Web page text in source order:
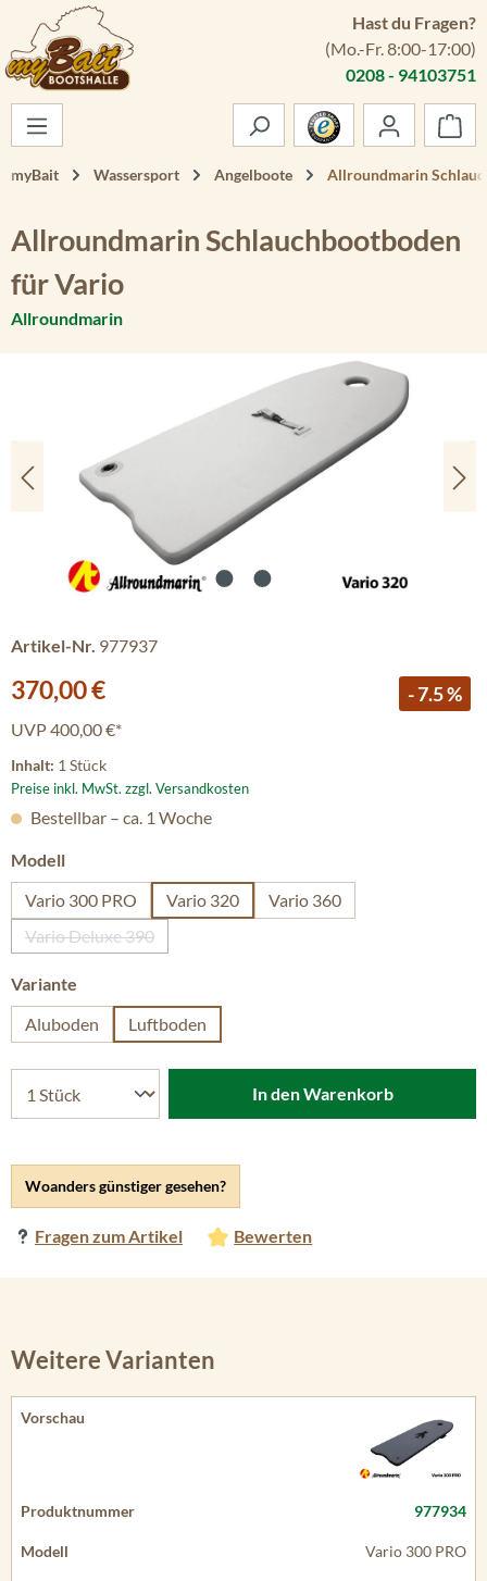
Zum Hauptinhalt springen
Hast du Fragen?
(Mo.-Fr. 8:00-17:00)
0208 - 94103751
myBait Wassersport Angelboote Allroundmarin
Allroundmarin Schlauchbootboden
für Vario
Allroundmarin
Artikel-Nr. 977937
Verkaufspreis:
370,00 € - 7.5 %
UVP400,00 €*
Inhalt: 1 Stück
Preise inkl. MwSt. zzgl. Versandkosten
Woanders günstiger gesehen?
Fragen zum Artikel Bewerten
Bestellbar – ca. 1 Woche
Modellauswählen
Vario 300 PRO
Vario 320
Vario 360
Vario Deluxe 390
(Diese Option ist zurzeit nicht verfügbar.)
Variante
Aluboden
Luftboden
In den Warenkorb
Weitere Varianten
977934
Vario 300 PRO